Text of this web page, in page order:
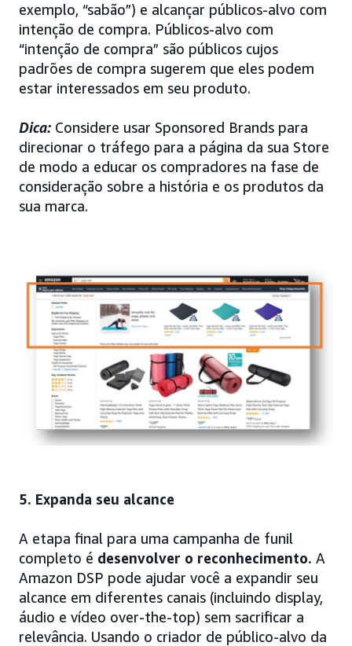
exemplo, “sabão”) e alcançar públicos-alvo com
intenção de compra. Públicos-alvo com
“intenção de compra” são públicos cujos
padrões de compra sugerem que eles podem
estar interessados em seu produto.
Dica: Considere usar Sponsored Brands para
direcionar o tráfego para a página da sua Store
de modo a educar os compradores na fase de
consideração sobre a história e os produtos da
sua marca.
5. Expanda seu alcance
A etapa final para uma campanha de funil
completo é desenvolver o reconhecimento. A
Amazon DSP pode ajudar você a expandir seu
alcance em diferentes canais (incluindo display,
áudio e vídeo over-the-top) sem sacrificar a
relevância. Usando o criador de público-alvo da